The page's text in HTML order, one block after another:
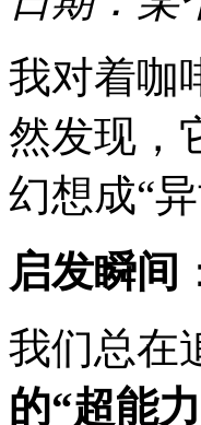
我对着咖
然发现，
幻想成“
启发瞬间
我们总在
的“超能